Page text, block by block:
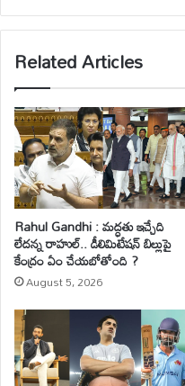
Related Articles
Rahul Gandhi : మద్ధతు ఇచ్చేది
లేదన్న రాహుల్.. డీలిమిటేషన్ బిల్లుపై
కేంద్రం ఏం చేయబోతోంది ?
August 5, 2026